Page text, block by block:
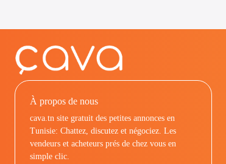
À propos de nous
cava.tn site gratuit des petites annonces en
Tunisie: Chattez, discutez et négociez. Les
vendeurs et acheteurs prés de chez vous en
simple clic.